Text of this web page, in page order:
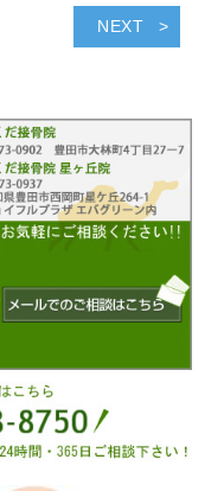
NEXT